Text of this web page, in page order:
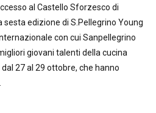
al Castello Sforzesco di
sesta edizione di S.Pellegrino Young
con cui Sanpellegrino
giovani talenti della cucina
27 al 29 ottobre, che hanno